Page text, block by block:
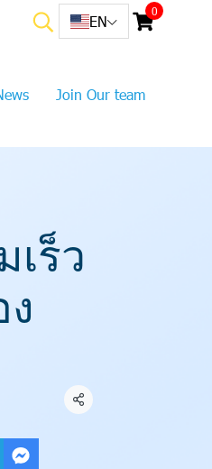
EN
0
Join Our team
ร็ว
Share